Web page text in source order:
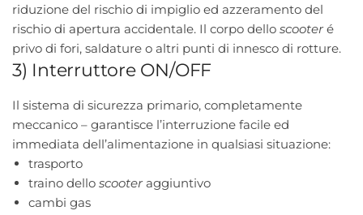
riduzione del rischio di impiglio ed azzeramento del
rischio di apertura accidentale. Il corpo dello scooteré
privo di fori, saldature o altri punti di innesco di rotture.
3) Interruttore ON/OFF
Il sistema di sicurezza primario, completamente
meccanico – garantisce l’interruzione facile ed
immediata dell’alimentazione in qualsiasi situazione:
trasporto
traino dello scooteraggiuntivo
cambi gas